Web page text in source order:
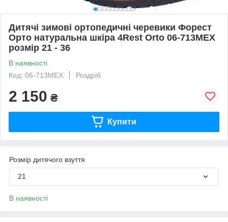
Дитячі зимові ортопедичні черевики Форест
Орто натуральна шкіра 4Rest Orto 06-713MEX
розмір 21 - 36
В наявності
Код: 06-713MEX
Роздріб
2 150 ₴
Купити
Розмір дитячого взуття
21
В наявності